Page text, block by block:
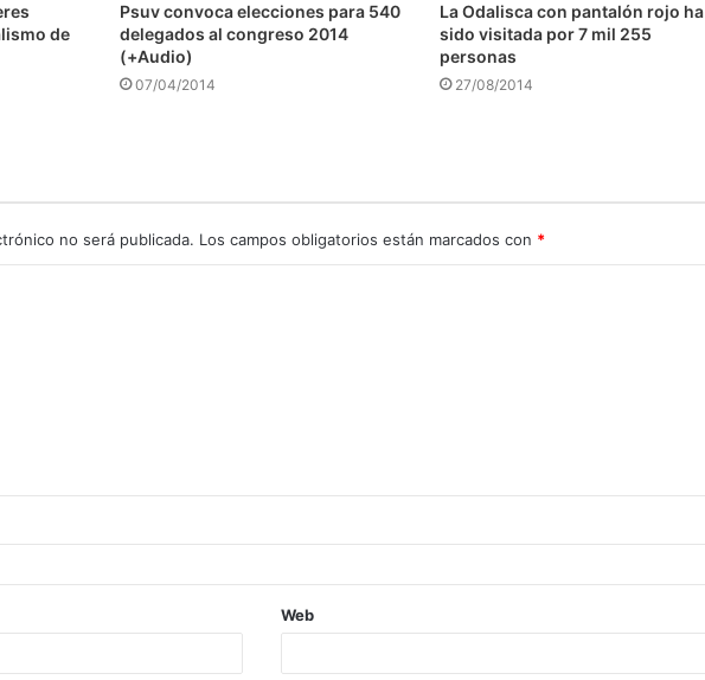
de
Psuv convoca elecciones para 540
delegados al congreso 2014
(+Audio)
07/04/2014
La Odalisca con pantalón rojo ha
sido visitada por 7 mil 255
personas
27/08/2014
no será publicada. Los campos obligatorios están marcados con *
Web